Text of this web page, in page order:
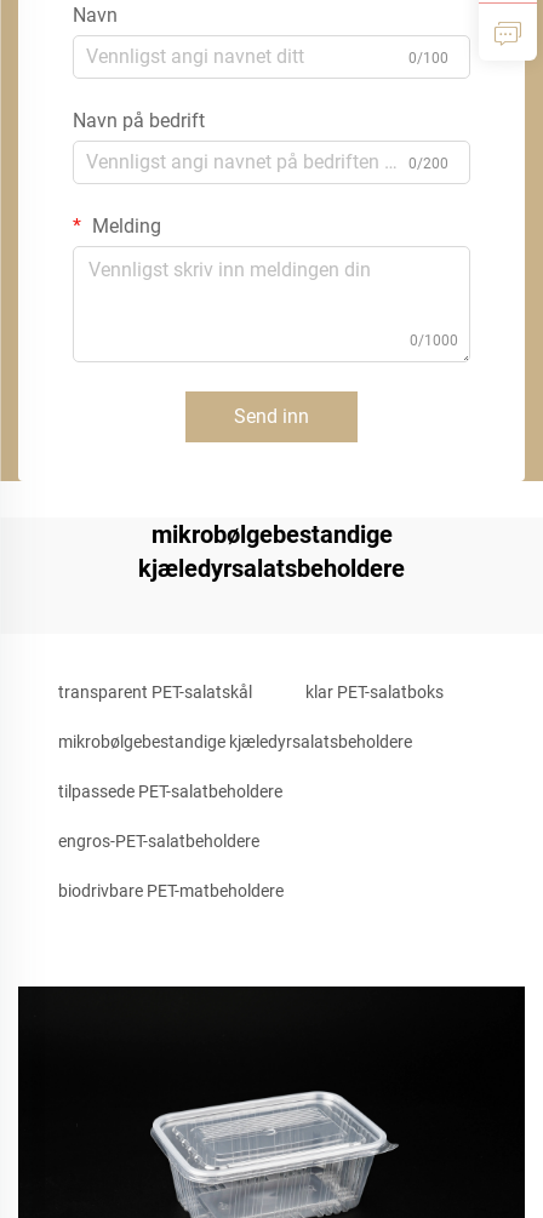
Navn
0/100
Navn på bedrift
0/200
Melding
0/1000
Send inn
mikrobølgebestandige
kjæledyrsalatsbeholdere
transparent PET-salatskål klar PET-salatboks
mikrobølgebestandige kjæledyrsalatsbeholdere
tilpassede PET-salatbeholdere
engros-PET-salatbeholdere
biodrivbare PET-matbeholdere